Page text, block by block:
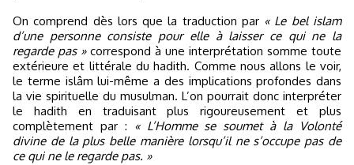
On comprend dès lors que la traduction par « Le bel islam
d’une personne consiste pour elle à laisser ce qui ne la
regarde pas »correspond à une interprétation somme toute
extérieure et littérale du hadith. Comme nous allons le voir,
le terme islâm lui-même a des implications profondes dans
la vie spirituelle du musulman. L’on pourrait donc interpréter
le hadith en traduisant plus rigoureusement et plus
complètement par :
« L’Homme se soumet à la Volonté
divine de la plus belle manière lorsqu’il ne s’occupe pas de
ce qui ne le regarde pas. »